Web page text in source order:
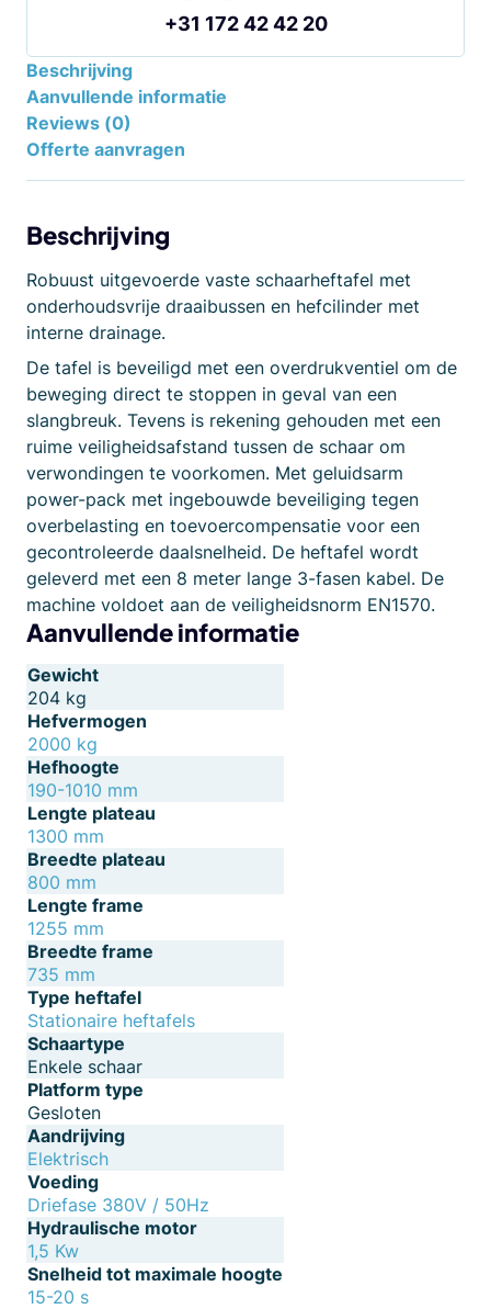
+31 172 42 42 20
Beschrijving
Aanvullende informatie
Reviews (0)
Offerte aanvragen
Beschrijving
Robuust uitgevoerde vaste schaarheftafel met
onderhoudsvrije draaibussen en hefcilinder met
interne drainage.
De tafel is beveiligd met een overdrukventiel om de
beweging direct te stoppen in geval van een
slangbreuk. Tevens is rekening gehouden met een
ruime veiligheidsafstand tussen de schaar om
verwondingen te voorkomen. Met geluidsarm
power-pack met ingebouwde beveiliging tegen
overbelasting en toevoercompensatie voor een
gecontroleerde daalsnelheid. De heftafel wordt
geleverd met een 8 meter lange 3-fasen kabel. De
machine voldoet aan de veiligheidsnorm EN1570.
Aanvullende informatie
Gewicht
204 kg
Hefvermogen
2000 kg
Hefhoogte
190-1010 mm
Lengte plateau
1300 mm
Breedte plateau
800 mm
Lengte frame
1255 mm
Breedte frame
735 mm
Type heftafel
Stationaire heftafels
Schaartype
Enkele schaar
Platform type
Gesloten
Aandrijving
Elektrisch
Voeding
Driefase 380V / 50Hz
Hydraulische motor
1,5 Kw
Snelheid tot maximale hoogte
15-20 s